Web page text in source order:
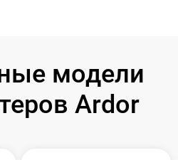
модели
Ardor